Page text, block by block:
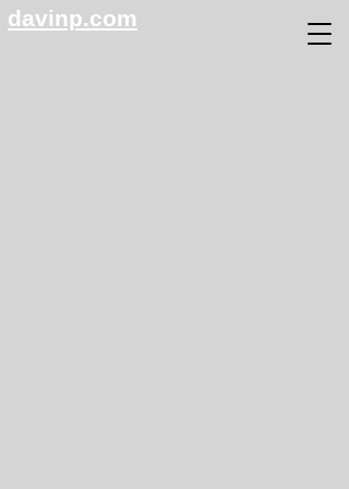
davinp.com